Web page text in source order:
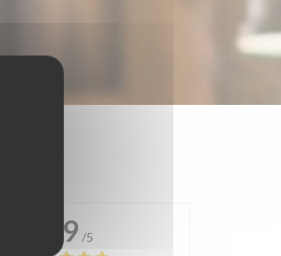
4.9 /5